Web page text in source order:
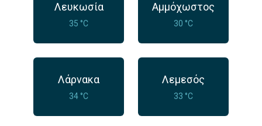
Λευκωσία
35 °C
Αμμόχωστος
30 °C
Λάρνακα
34 °C
Λεμεσός
33 °C